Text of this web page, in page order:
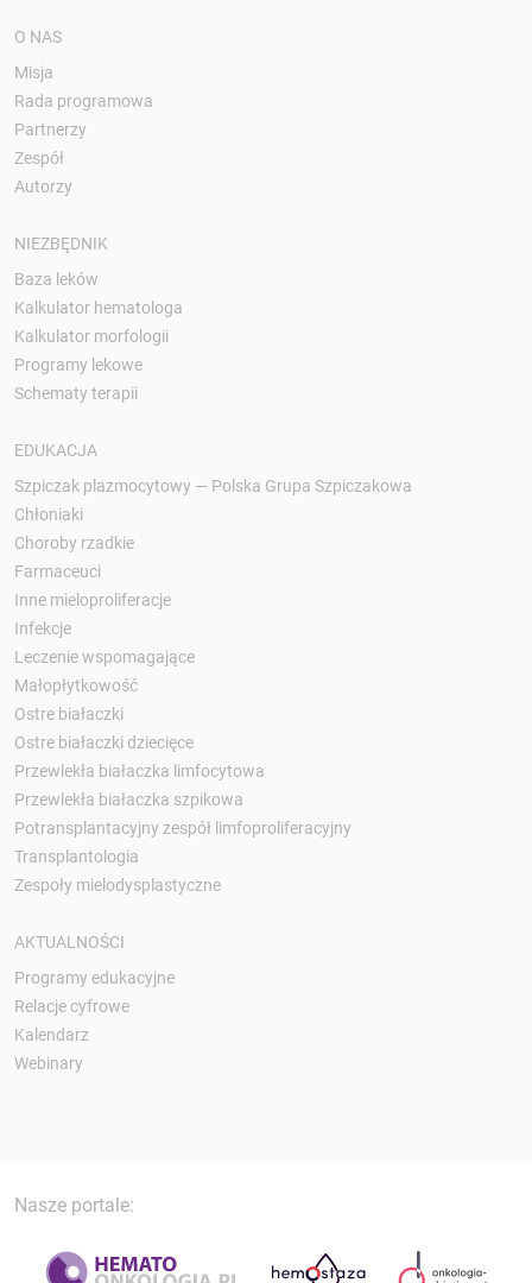
O NAS
Misja
Rada programowa
Partnerzy
Zespół
Autorzy
NIEZBĘDNIK
Baza leków
Kalkulator hematologa
Kalkulator morfologii
Programy lekowe
Schematy terapii
EDUKACJA
Szpiczak plazmocytowy — Polska Grupa Szpiczakowa
Chłoniaki
Choroby rzadkie
Farmaceuci
Inne mieloproliferacje
Infekcje
Leczenie wspomagające
Małopłytkowość
Ostre białaczki
Ostre białaczki dziecięce
Przewlekła białaczka limfocytowa
Przewlekła białaczka szpikowa
Potransplantacyjny zespół limfoproliferacyjny
Transplantologia
Zespoły mielodysplastyczne
AKTUALNOŚCI
Programy edukacyjne
Relacje cyfrowe
Kalendarz
Webinary
Nasze portale: